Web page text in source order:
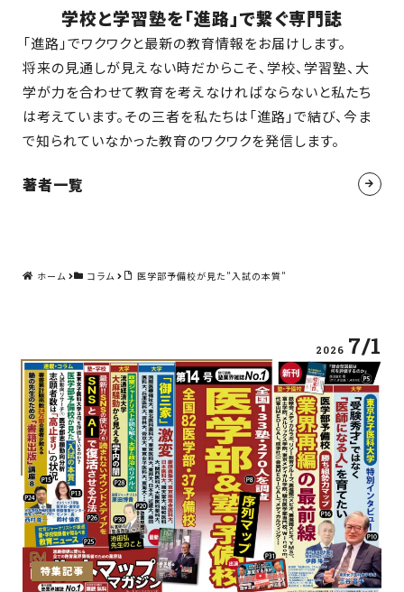
学校と学習塾を「進路」で繋ぐ専門誌
「進路」でワクワクと最新の教育情報をお届けします。
将来の見通しが見えない時だからこそ、学校、学習塾、大
学が力を合わせて教育を考えなければならないと私たち
は考えています。その三者を私たちは「進路」で結び、今ま
で知られていなかった教育のワクワクを発信します。
著者一覧
ホーム コラム 医学部予備校が見た”入試の本質”
2026 7/1
特集記事